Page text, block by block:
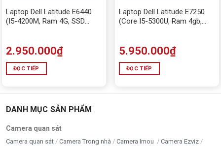
BÀN GHẾ GAMING
bếp
Camera EZVIZ chính hãng, giá rẻ, miễn phí lắp đặt
Camera Tiandy
Laptop Dell Latitude E6440
(I5-4200M, Ram 4G, SSD
2.950.000₫
ĐỌC TIẾP
Laptop Dell Latitude E7250
(Core I5-5300U, Ram 4gb,
5.950.000₫
ĐỌC TIẾP
DANH MỤC SẢN PHẨM
Camera quan sát
Camera quan sát Camera Trong nhà Camera Imou
Camera Ezviz